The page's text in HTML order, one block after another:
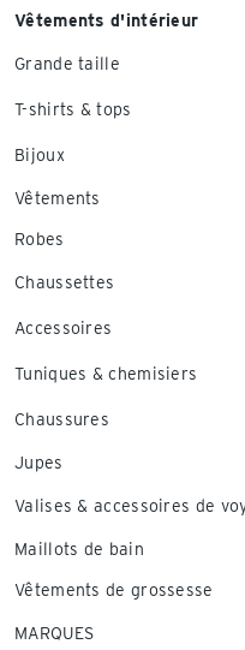
Vêtements d'intérieur
Grande taille
T-shirts & tops
Bijoux
Vêtements
Robes
Chaussettes
Accessoires
Tuniques & chemisiers
Chaussures
Jupes
Valises & accessoires de
Maillots de bain
Vêtements de grossesse
MARQUES